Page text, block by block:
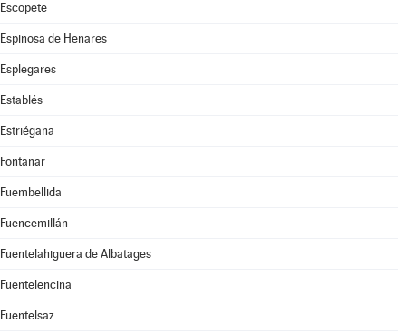
Escopete
Espinosa de Henares
Esplegares
Establés
Estriégana
Fontanar
Fuembellida
Fuencemillán
Fuentelahiguera de Albatages
Fuentelencina
Fuentelsaz